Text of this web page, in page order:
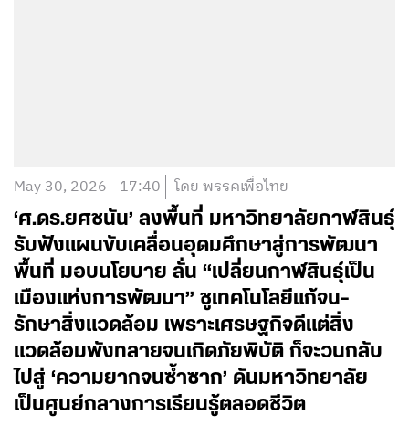
May 30, 2026 - 17:40 โดย พรรคเพื่อไทย
‘ศ.ดร.ยศชนัน’ ลงพื้นที่ มหาวิทยาลัยกาฬสินธุ์
รับฟังแผนขับเคลื่อนอุดมศึกษาสู่การพัฒนา
พื้นที่ มอบนโยบาย ลั่น “เปลี่ยนกาฬสินธุ์เป็น
เมืองแห่งการพัฒนา” ชูเทคโนโลยีแก้จน-
รักษาสิ่งแวดล้อม เพราะเศรษฐกิจดีแต่สิ่ง
แวดล้อมพังทลายจนเกิดภัยพิบัติ ก็จะวนกลับ
ไปสู่ ‘ความยากจนซ้ำซาก’ ดันมหาวิทยาลัย
เป็นศูนย์กลางการเรียนรู้ตลอดชีวิต